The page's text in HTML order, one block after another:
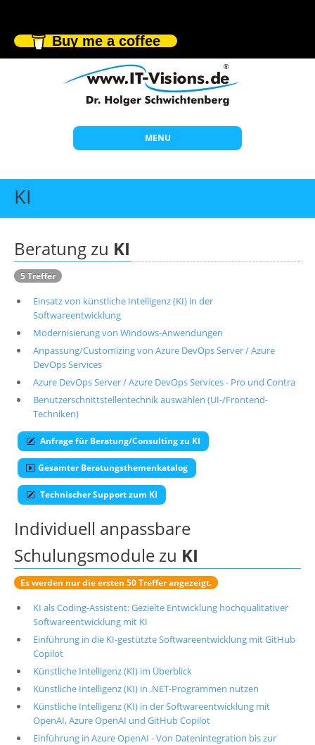
Buy me a coffee
MENU
Start
Individuelle Schulungen
Wissen
Über uns
KI
Beratung zu KI
5 Treffer
Einsatz von künstliche Intelligenz (KI) in der
Softwareentwicklung
Modernisierung von Windows-Anwendungen
Anpassung/Customizing von Azure DevOps Server / Azure
DevOps Services
Azure DevOps Server / Azure DevOps Services - Pro und Contra
Benutzerschnittstellentechnik auswählen (UI-/Frontend-
Techniken)
Anfrage für Beratung/Consulting zu KI
Gesamter Beratungsthemenkatalog
Technischer Support zum KI
Individuell anpassbare
Schulungsmodule zu KI
Es werden nur die ersten 50 Treffer angezeigt.
KI als Coding-Assistent: Gezielte Entwicklung hochqualitativer
Softwareentwicklung mit KI
Einführung in die KI-gestützte Softwareentwicklung mit GitHub
Copilot
Künstliche Intelligenz (KI) im Überblick
Künstliche Intelligenz (KI) in .NET-Programmen nutzen
Künstliche Intelligenz (KI) in der Softwareentwicklung mit
OpenAI, Azure OpenAI und GitHub Copilot
Einführung in Azure OpenAI - Von Datenintegration bis zur